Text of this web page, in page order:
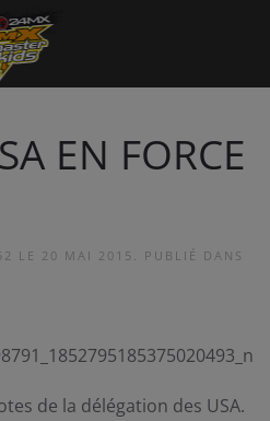
EN FORCE
LE 20 MAI 2015 . PUBLIÉ DANS
de la délégation des USA.